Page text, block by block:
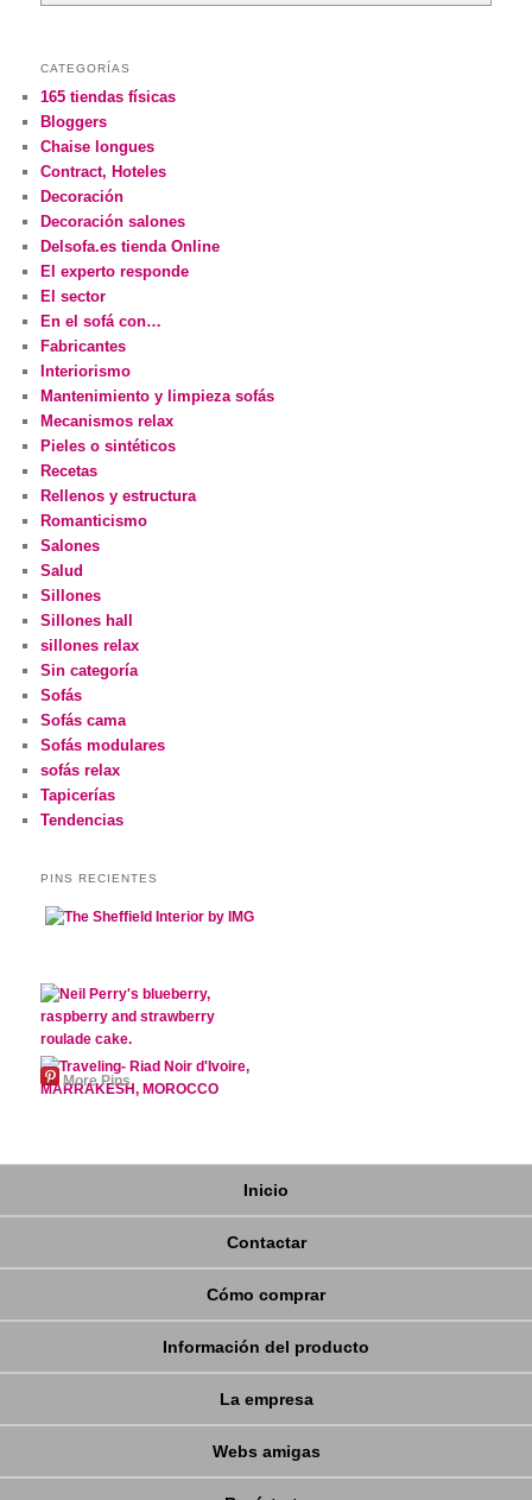
CATEGORÍAS
165 tiendas físicas
Bloggers
Chaise longues
Contract, Hoteles
Decoración
Decoración salones
Delsofa.es tienda Online
El experto responde
El sector
En el sofá con…
Fabricantes
Interiorismo
Mantenimiento y limpieza sofás
Mecanismos relax
Pieles o sintéticos
Recetas
Rellenos y estructura
Romanticismo
Salones
Salud
Sillones
Sillones hall
sillones relax
Sin categoría
Sofás
Sofás cama
Sofás modulares
sofás relax
Tapicerías
Tendencias
PINS RECIENTES
More Pins
Inicio
Contactar
Cómo comprar
Información del producto
La empresa
Webs amigas